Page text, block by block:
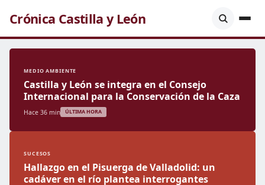
Crónica Castilla y León
MEDIO AMBIENTE
Castilla y León se integra en el Consejo
Internacional para la Conservación de la Caza
Hace 36 min ÚLTIMA HORA
SUCESOS
Hallazgo en el Pisuerga de Valladolid: un
cadáver en el río plantea interrogantes